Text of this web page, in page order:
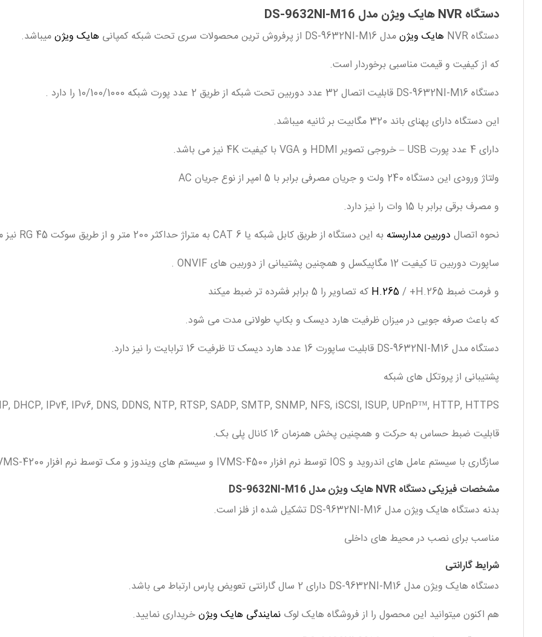
دستگاه NVR هایک ویژن مدل DS-9632NI-M16
دستگاه NVR هایک ویژنمدل DS-9632NI-M16 از پرفروش ترین محصولات سری تحت شبکه کمپانی هایک ویژنمیباشد.
که از کیفیت و قیمت مناسبی برخوردار است.
دستگاه DS-9632NI-M16 قابلیت اتصال 32 عدد دوربین تحت شبکه از طریق 2 عدد پورت شبکه 10/100/1000 را دارد .
این دستگاه دارای پهنای باند 320 مگابیت بر ثانیه میباشد.
دارای 4 عدد پورت USB – خروجی تصویر HDMI و VGA با کیفیت 4K نیز می باشد.
ولتاژ ورودی این دستگاه 240 ولت و جریان مصرفی برابر با 5 امپر از نوع جریان AC
و مصرف برقی برابر با 15 وات را نیز دارد.
نحوه اتصال دوربین مداربسته به این دستگاه از طریق کابل شبکه یا CAT 6 به متراژ حداکثر 200 متر و از طریق سوکت RG 45 نیز میباشد .
ساپورت دوربین تا کیفیت 12 مگاپیکسل و همچنین پشتیبانی از دوربین های ONVIF .
و فرمت ضبط
H.265/ +H.265 که تصاویر را 5 برابر فشرده تر ضبط میکند
که باعث صرفه جویی در میزان ظرفیت هارد دیسک و بکاپ طولانی مدت می شود.
دستگاه مدل DS-9632NI-M16 قابلیت ساپورت 16 عدد هارد دیسک تا ظرفیت 16 ترابایت را نیز دارد.
پشتیبانی از پروتکل های شبکه
DHCP, IPv4, IPv6, DNS, DDNS, NTP, RTSP, SADP, SMTP, SNMP, NFS, iSCSI, ISUP, UPnP™, HTTP, HTTPS
قابلیت ضبط حساس به حرکت و همچنین پخش همزمان 16 کانال پلی بک.
سازگاری با سیستم عامل های اندروید و IOS توسط نرم افزار IVMS-4500 و سیستم های ویندوز و مک توسط نرم افزار IVMS-4200
مشخصات فیزیکی دستگاه NVR هایک ویژن مدل DS-9632NI-M16
بدنه دستگاه هایک ویژن مدل DS-9632NI-M16 تشکیل شده از فلز است.
مناسب برای نصب در محیط های داخلی
شرایط گارانتی
دستگاه هایک ویژن مدل DS-9632NI-M16 دارای 2 سال گارانتی تعویض پارس ارتباط می باشد.
هم اکنون میتوانید این محصول را از فروشگاه هایک لوک نمایندگی هایک ویژنخریداری نمایید.